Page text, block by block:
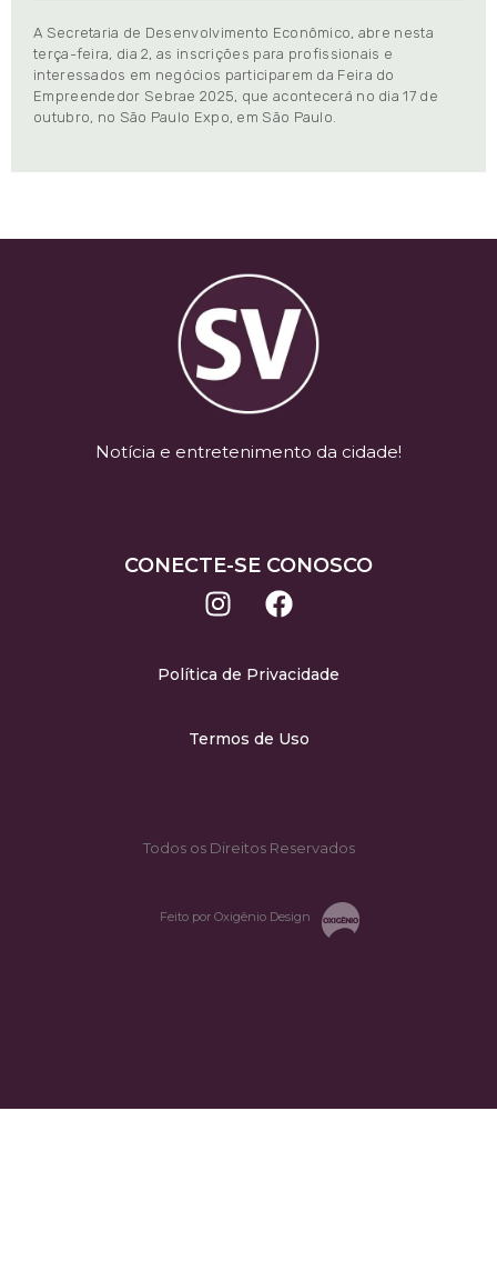
A Secretaria de Desenvolvimento Econômico, abre nesta
terça-feira, dia 2, as inscrições para profissionais e
interessados em negócios participarem da Feira do
Empreendedor Sebrae 2025, que acontecerá no dia 17 de
outubro, no São Paulo Expo, em São Paulo.
Notícia e entretenimento da cidade!
CONECTE-SE CONOSCO
Política de Privacidade
Termos de Uso
Todos os Direitos Reservados
Feito por Oxigênio Design